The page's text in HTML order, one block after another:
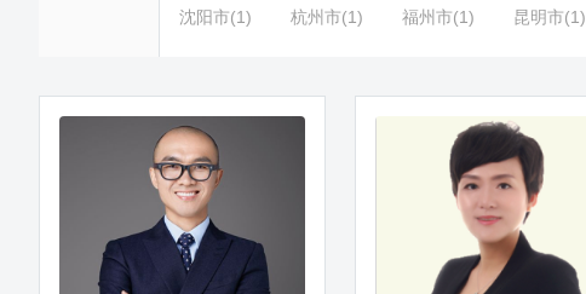
沈阳市(1) 杭州市(1) 福州市(1) 昆明市(1)